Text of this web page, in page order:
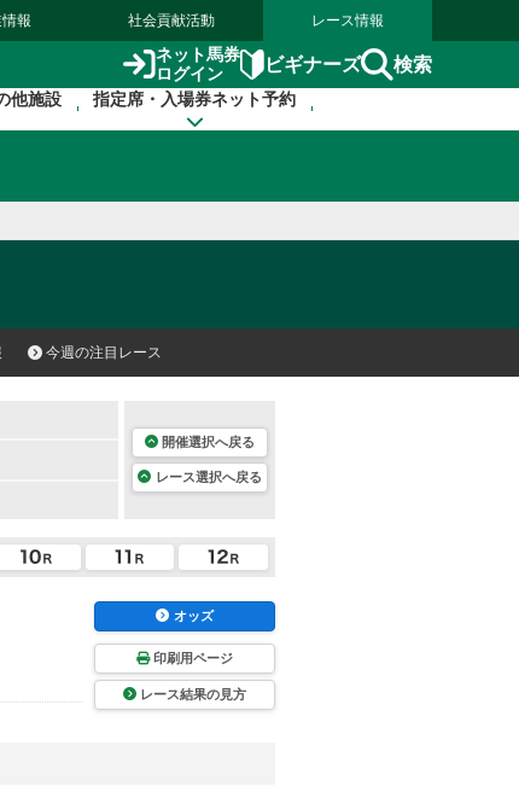
報 社会貢献活動 レース情報
ネット馬券
ログイン
ビギナーズ 検索
他施設 指定席・入場券ネット予約
今週の注目レース
開催選択へ戻る
レース選択へ戻る
オッズ
印刷用ページ
レース結果の見方